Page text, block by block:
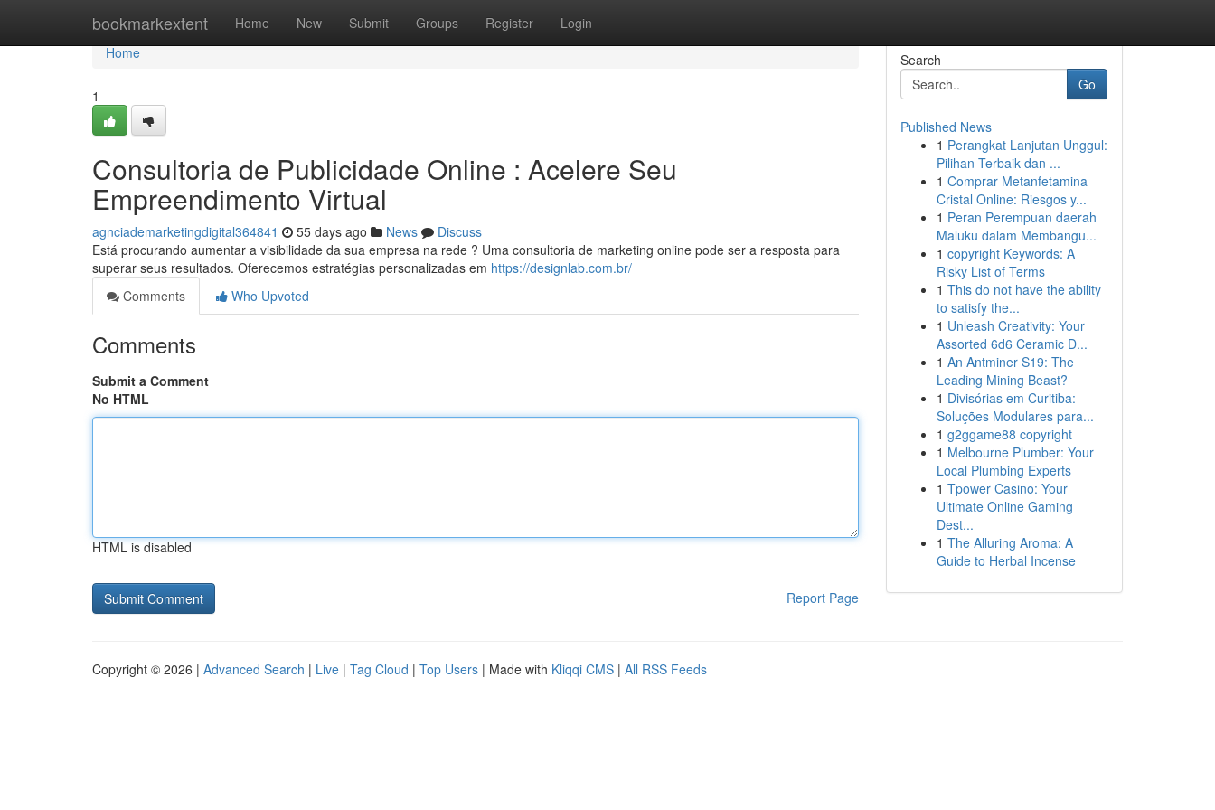
bookmarkextent Home New Submit Groups Register Login
Home
Home
1
Consultoria de Publicidade Online : Acelere Seu
Empreendimento Virtual
agnciademarketingdigital364841 55 days ago News
Discuss
Está procurando aumentar a visibilidade da sua empresa na rede ? Uma consultoria de marketing online pode ser a resposta para
superar seus resultados. Oferecemos estratégias personalizadas em https://designlab.com.br/
Comments
Who Upvoted
Comments
Submit a Comment
No HTML
HTML is disabled
Report Page
Search
Go
Published News
1 Perangkat Lanjutan Unggul:
Pilihan Terbaik dan ...
1 Comprar Metanfetamina
Cristal Online: Riesgos y...
1 Peran Perempuan daerah
Maluku dalam Membangu...
1 copyright Keywords: A
Risky List of Terms
1 This do not have the ability
to satisfy the...
1 Unleash Creativity: Your
Assorted 6d6 Ceramic D...
1 An Antminer S19: The
Leading Mining Beast?
1 Divisórias em Curitiba:
Soluções Modulares para...
1 g2ggame88 copyright
1 Melbourne Plumber: Your
Local Plumbing Experts
1 Tpower Casino: Your
Ultimate Online Gaming
Dest...
1 The Alluring Aroma: A
Guide to Herbal Incense
Copyright © 2026 | Advanced Search | Live | Tag Cloud | Top Users | Made with Kliqqi CMS | All RSS Feeds